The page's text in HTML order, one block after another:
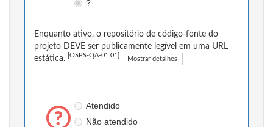
?
Enquanto ativo, o repositório de código-fonte do
projeto DEVE ser publicamente legível em uma URL
estática.
[OSPS-QA-01.01] Mostrar detalhes
Atendido
Não atendido